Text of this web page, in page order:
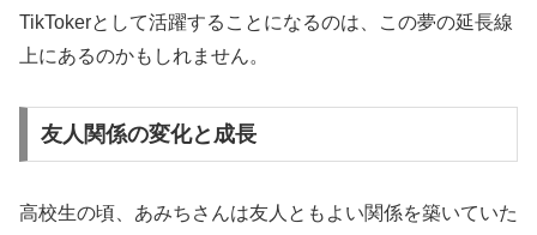
TikTokerとして活躍することになるのは、この夢の延長線
上にあるのかもしれません。
友人関係の変化と成長
高校生の頃、あみちさんは友人ともよい関係を築いていた